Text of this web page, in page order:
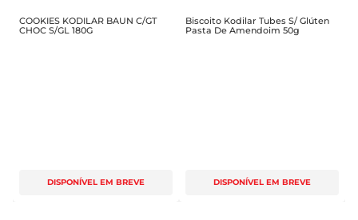
COOKIES KODILAR BAUN C/GT
CHOC S/GL 180G
DISPONÍVEL EM BREVE
Biscoito Kodilar Tubes S/ Glúten
Pasta De Amendoim 50g
DISPONÍVEL EM BREVE